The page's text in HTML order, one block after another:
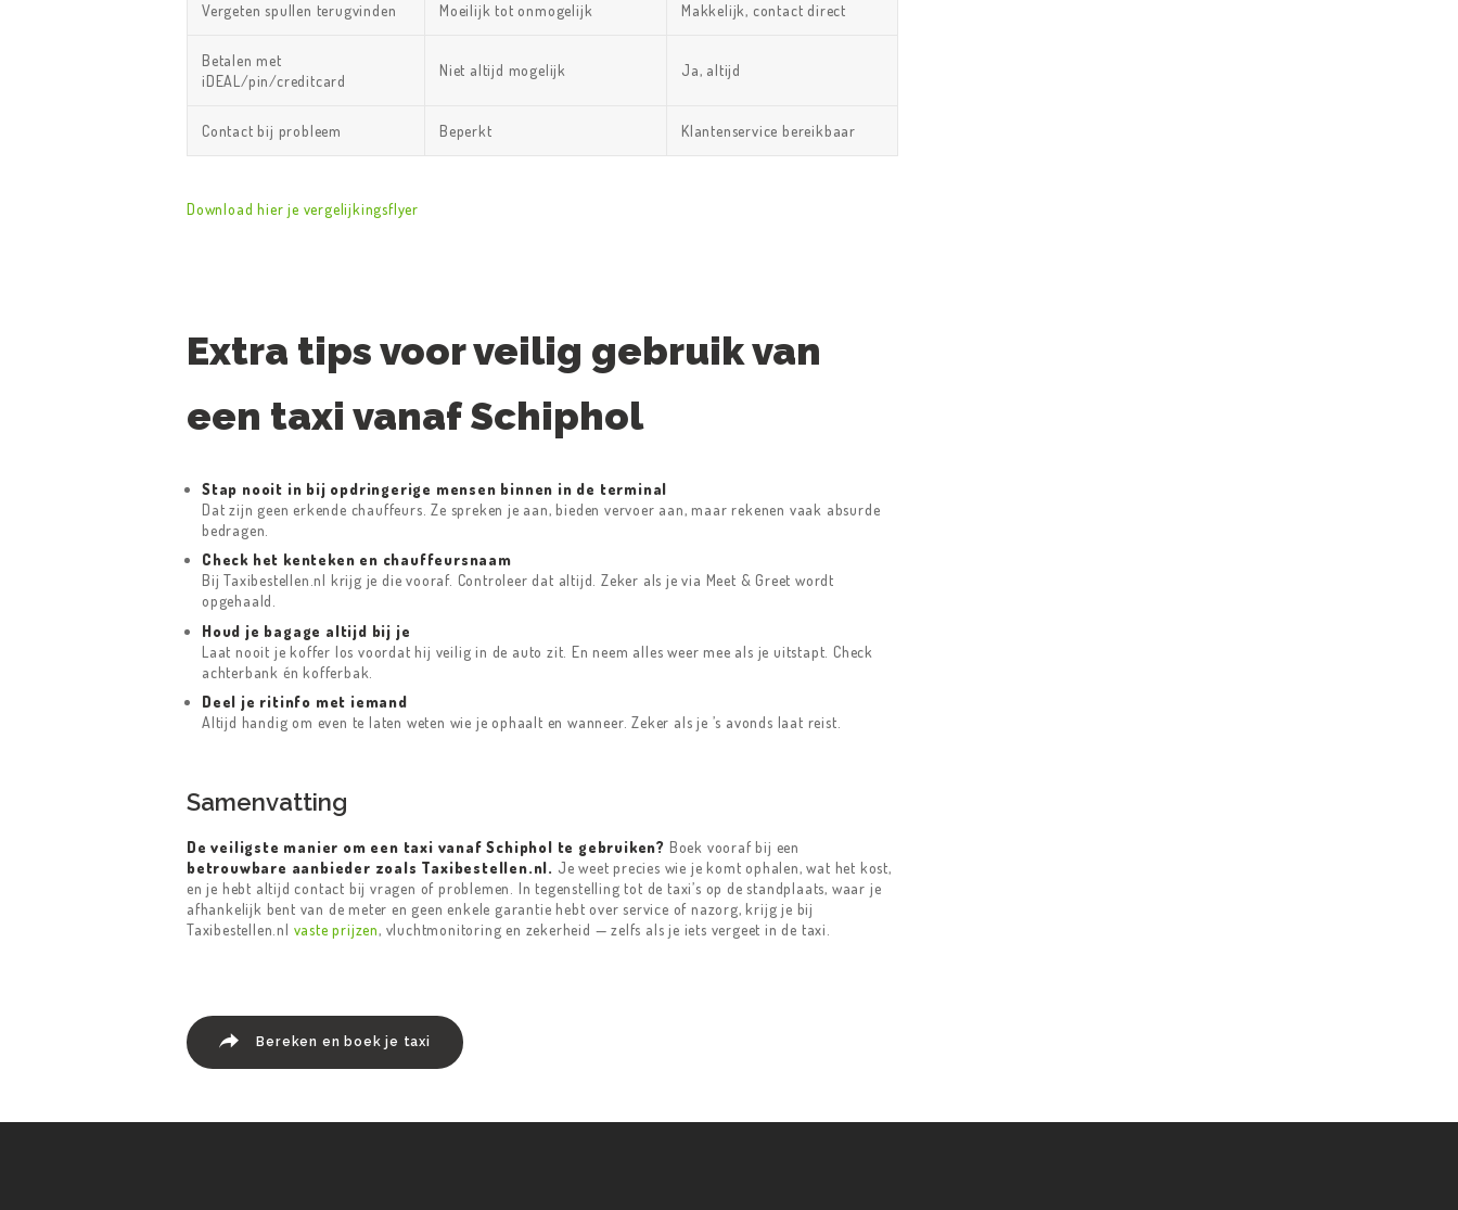
Vergeten spullen terugvinden Moeilijk tot onmogelijk Makkelijk, contact direct
Betalen met
iDEAL/pin/creditcard
Niet altijd mogelijk Ja, altijd
Contact bij probleem Beperkt Klantenservice bereikbaar
Download hier je vergelijkingsflyer
Extra tips voor veilig gebruik van
een taxi vanaf Schiphol
Stap nooit in bij opdringerige mensen binnen in de terminal
Dat zijn geen erkende chauffeurs. Ze spreken je aan, bieden vervoer aan, maar rekenen vaak absurde
bedragen.
Check het kenteken en chauffeursnaam
Bij Taxibestellen.nl krijg je die vooraf. Controleer dat altijd. Zeker als je via Meet & Greet wordt
opgehaald.
Houd je bagage altijd bij je
Laat nooit je koffer los voordat hij veilig in de auto zit. En neem alles weer mee als je uitstapt. Check
achterbank én kofferbak.
Deel je ritinfo met iemand
Altijd handig om even te laten weten wie je ophaalt en wanneer. Zeker als je ’s avonds laat reist.
Samenvatting
De veiligste manier om een taxi vanaf Schiphol te gebruiken? Boek vooraf bij een
betrouwbare aanbieder zoals Taxibestellen.nl. Je weet precies wie je komt ophalen, wat het kost,
en je hebt altijd contact bij vragen of problemen. In tegenstelling tot de taxi’s op de standplaats, waar je
afhankelijk bent van de meter en geen enkele garantie hebt over service of nazorg, krijg je bij
Taxibestellen.nl vaste prijzen, vluchtmonitoring en zekerheid — zelfs als je iets vergeet in de taxi.
Bereken en boek je taxi